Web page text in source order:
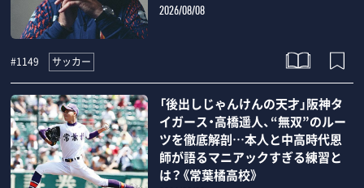
2026/08/08
#1149 サッカー
「後出しじゃんけんの天才」阪神タ
イガース・高橋遥人、“無双”のルー
ツを徹底解剖…本人と中高時代恩
師が語るマニアックすぎる練習と
は？《常葉橘高校》